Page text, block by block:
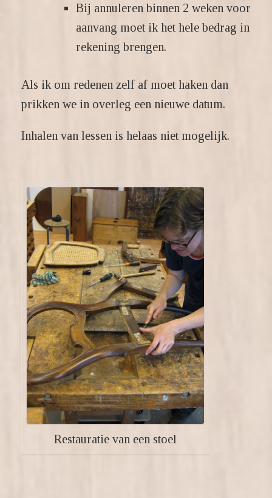
Bij annuleren binnen 2 weken voor
aanvang moet ik het hele bedrag in
rekening brengen.
Als ik om redenen zelf af moet haken dan
prikken we in overleg een nieuwe datum.
Inhalen van lessen is helaas niet mogelijk.
Restauratie van een stoel